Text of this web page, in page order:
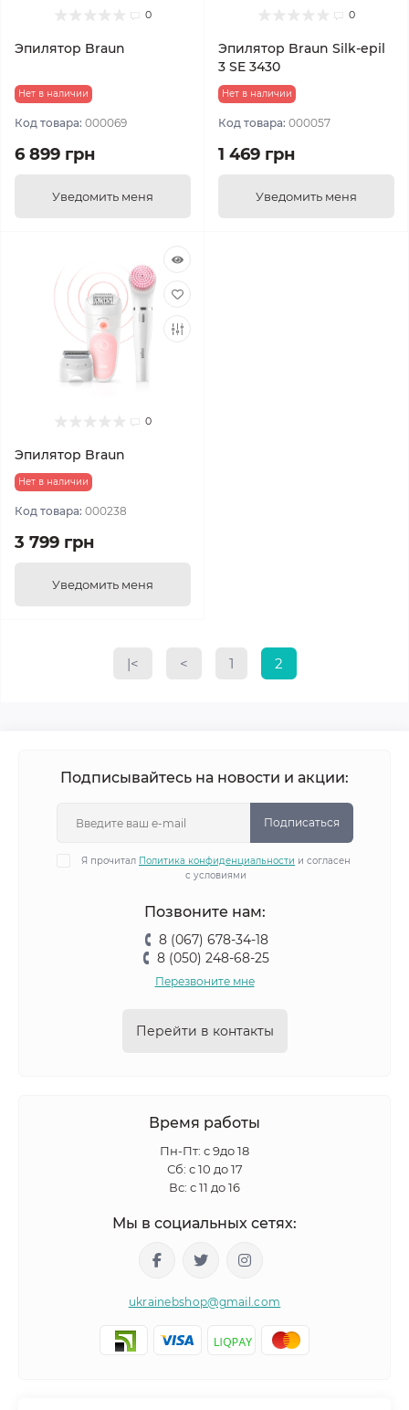
0
Эпилятор Braun
Нет в наличии
Код товара: 000069
6 899 грн
Уведомить меня
0
Эпилятор Braun Silk-epil
3 SE 3430
Нет в наличии
Код товара: 000057
1 469 грн
Уведомить меня
0
Эпилятор Braun
Нет в наличии
Код товара: 000238
3 799 грн
Уведомить меня
|< < 1 2
Подписывайтесь на новости и акции:
Подписаться
Я прочитал Политика конфиденциальности и согласен
с условиями
Позвоните нам:
8 (067) 678-34-18
8 (050) 248-68-25
Перезвоните мне
Перейти в контакты
Время работы
Пн-Пт: с 9до 18
Сб: с 10 до 17
Вс: с 11 до 16
Мы в социальных сетях:
ukrainebshop@gmail.com